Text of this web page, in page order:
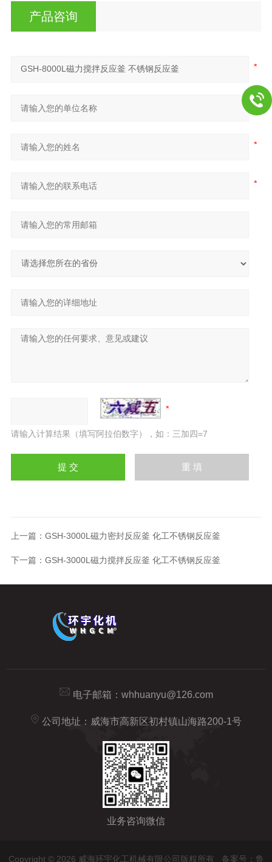
产品咨询
请输入计算结果（填写阿拉伯数字），如：三加四=7
上一篇： GSH-3000L磁力密封反应釜 化工不锈钢反应釜
下一篇： GSH-3000L磁力搅拌反应釜 化工不锈钢反应釜
电子邮箱： whhuanyu@126.com
公司地址：威海市高新区初村镇山海路200-1号
业务咨询微信
Copyright © 2026 威海环宇化工机械有限公司版权所有 备案号：鲁